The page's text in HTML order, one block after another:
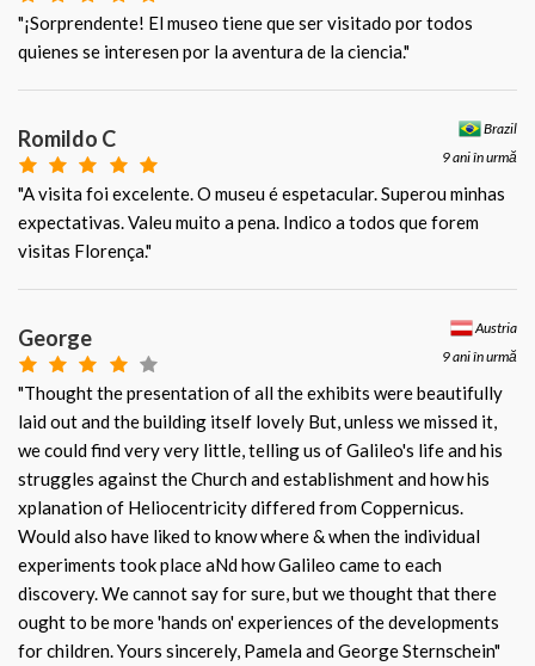
"¡Sorprendente! El museo tiene que ser visitado por todos
quienes se interesen por la aventura de la ciencia."
Brazil
9 ani în urmă
Romildo C
"A visita foi excelente. O museu é espetacular. Superou minhas
expectativas. Valeu muito a pena. Indico a todos que forem
visitas Florença."
Austria
9 ani în urmă
George
"Thought the presentation of all the exhibits were beautifully
laid out and the building itself lovely But, unless we missed it,
we could find very very little, telling us of Galileo's life and his
struggles against the Church and establishment and how his
xplanation of Heliocentricity differed from Coppernicus.
Would also have liked to know where & when the individual
experiments took place aNd how Galileo came to each
discovery. We cannot say for sure, but we thought that there
ought to be more 'hands on' experiences of the developments
for children. Yours sincerely, Pamela and George Sternschein"